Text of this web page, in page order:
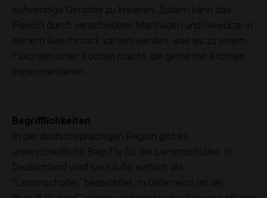
aufwendige Gerichte zu kreieren. Zudem kann das
Fleisch durch verschiedene Marinaden und Gewürze in
seinem Geschmack variiert werden, was es zu einem
Favoriten unter Köchen macht, die gerne mit Aromen
experimentieren.
Begrifflichkeiten
In der deutschsprachigen Region gibt es
unterschiedliche Begriffe für die Lammschulter. In
Deutschland wird sie häufig einfach als
"Lammschulter" bezeichnet. In Österreich ist der